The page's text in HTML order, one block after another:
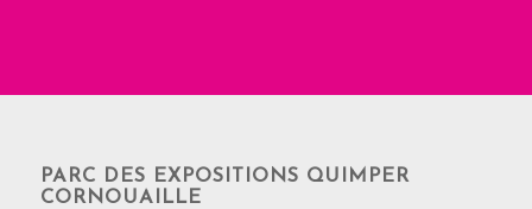
PARC DES EXPOSITIONS QUIMPER
CORNOUAILLE